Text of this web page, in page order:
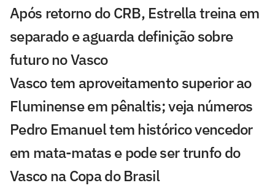
Após retorno do CRB, Estrella treina em
separado e aguarda definição sobre
futuro no Vasco
Vasco tem aproveitamento superior ao
Fluminense em pênaltis; veja números
Pedro Emanuel tem histórico vencedor
em mata-matas e pode ser trunfo do
Vasco na Copa do Brasil